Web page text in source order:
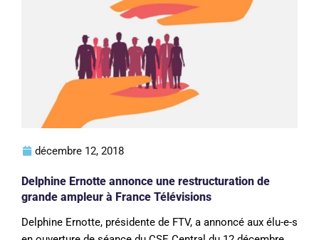
décembre 12, 2018
Delphine Ernotte annonce une restructuration de
grande ampleur à France Télévisions
Delphine Ernotte, présidente de FTV, a annoncé aux élu-e-s